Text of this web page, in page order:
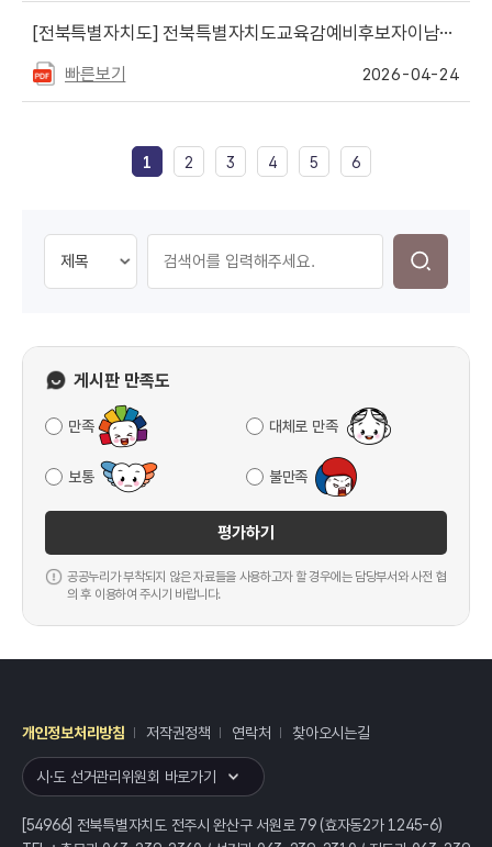
[전북특별자치도] 전북특별자치도교육감예비후보자이남호후원회 변경등록 공고(사무소의 소재지)
빠른보기 2026-04-24
1 2 3 4 5 6
게시판 만족도
만족 대체로 만족
보통 불만족
평가하기
공공누리가 부착되지 않은 자료들을 사용하고자 할 경우에는 담당부서와 사전 협
의 후 이용하여 주시기 바랍니다.
개인정보처리방침 저작권정책 연락처 찾아오시는길
시·도 선거관리위원회 바로가기
[54966] 전북특별자치도 전주시 완산구 서원로 79 (효자동2가 1245-6)